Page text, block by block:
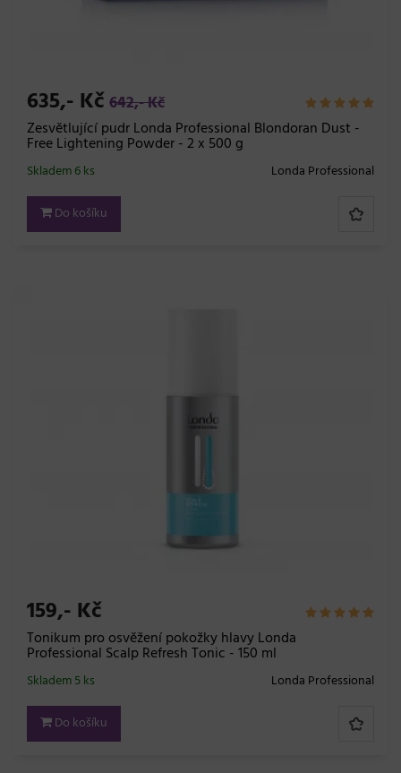
635,- Kč 642,- Kč
Zesvětlující pudr Londa Professional Blondoran Dust -
Free Lightening Powder - 2 x 500 g
Londa Professional
Skladem 6 ks
Do košíku
159,- Kč
Tonikum pro osvěžení pokožky hlavy Londa
Professional Scalp Refresh Tonic - 150 ml
Londa Professional
Skladem 5 ks
Do košíku